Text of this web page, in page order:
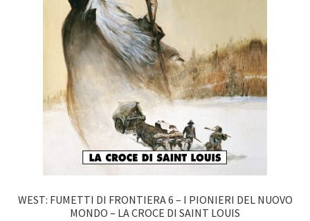
WEST: FUMETTI DI FRONTIERA 6 – I PIONIERI DEL NUOVO
MONDO – LA CROCE DI SAINT LOUIS